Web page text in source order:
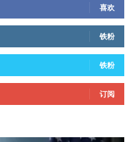
喜欢
铁粉
铁粉
订阅